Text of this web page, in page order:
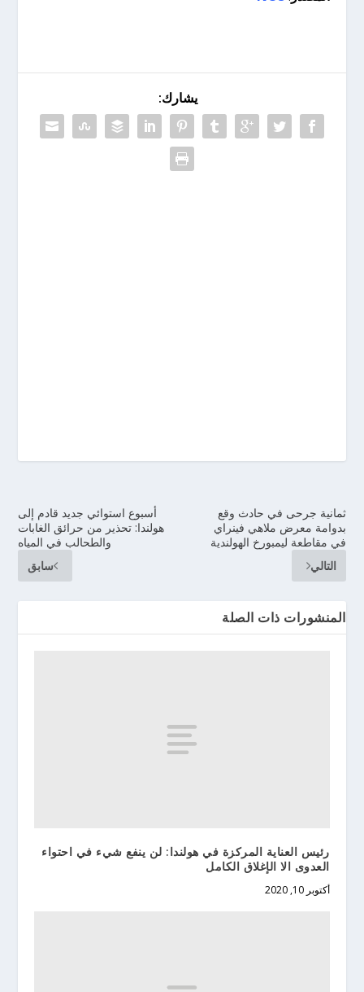
يشارك:
أسبوع استوائي جديد قادم إلى
هولندا: تحذير من حرائق الغابات
والطحالب في المياه
سابق
ثمانية جرحى في حادث وقع
بدوامة معرض ملاهي فينراي
في مقاطعة ليمبورخ الهولندية
التالي
المنشورات ذات الصلة
رئيس العناية المركزة في هولندا: لن ينفع شيء في احتواء
العدوى الا الإغلاق الكامل
أكتوبر 10, 2020